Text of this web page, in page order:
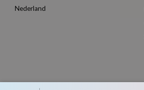
Nederland